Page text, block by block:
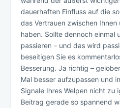
dauerhaften Einfluss auf die
das Vertrauen zwischen
haben. Sollte dennoch einmal
passieren – und das wird
beseitigen Sie es
Besserung. Ja richtig –
Mal besser aufzupassen und
Signale Ihres Welpen nicht zu
Beitrag gerade so spannend